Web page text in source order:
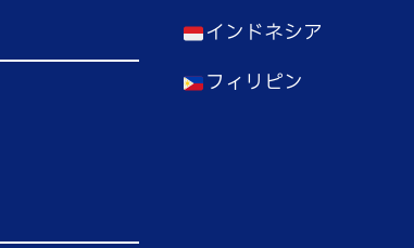
インドネシア
フィリピン